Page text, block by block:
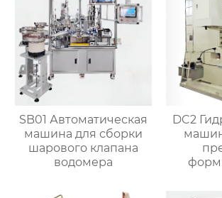
SB01 Автоматическая
машина для сборки
шарового клапана
водомера
DC2